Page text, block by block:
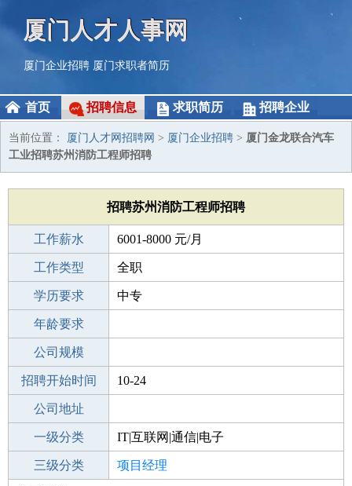
厦门人才人事网
厦门企业招聘 厦门求职者简历
首页 招聘信息 求职简历 招聘企业
当前位置： 厦门人才网招聘网 > 厦门企业招聘 > 厦门金龙联合汽车
工业招聘苏州消防工程师招聘
招聘苏州消防工程师招聘
工作薪水 6001-8000 元/月
招聘人数 1人
工作类型 全职
性别要求 -
学历要求 中专
工作经验
年龄要求
工作地点
公司规模
公司电话
招聘开始时间 10-24
招聘结束时间
公司地址
一级分类 IT|互联网|通信|电子
二级分类 技术开发
三级分类 项目经理